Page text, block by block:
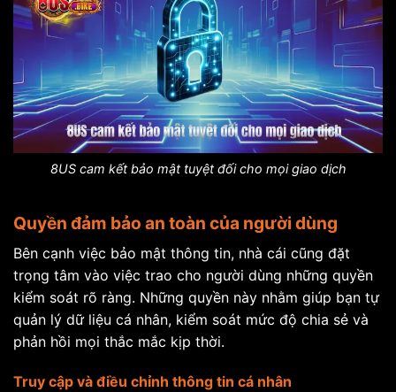
8US cam kết bảo mật tuyệt đối cho mọi giao dịch
Quyền đảm bảo an toàn của người dùng
Bên cạnh việc bảo mật thông tin, nhà cái cũng đặt
trọng tâm vào việc trao cho người dùng những quyền
kiểm soát rõ ràng. Những quyền này nhằm giúp bạn tự
quản lý dữ liệu cá nhân, kiểm soát mức độ chia sẻ và
phản hồi mọi thắc mắc kịp thời.
Truy cập và điều chỉnh thông tin cá nhân